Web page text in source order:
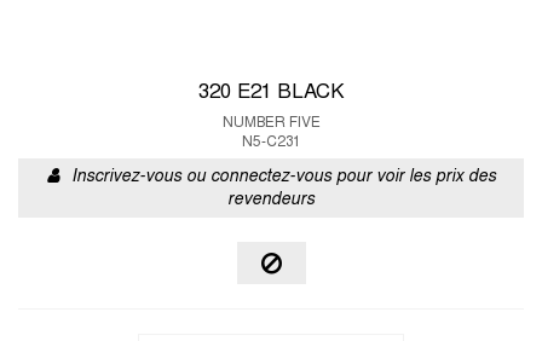
320 E21 BLACK
NUMBER FIVE
N5-C231
Inscrivez-vous ou connectez-vous pour voir les prix des
revendeurs